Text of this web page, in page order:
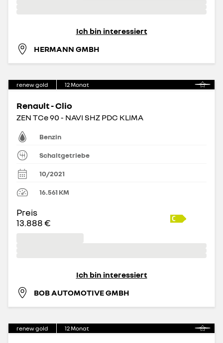
Ich bin interessiert
HERMANN GMBH
renew gold 12Monat
Renault - Clio
ZEN TCe 90 - NAVI SHZ PDC KLIMA
Benzin
Schaltgetriebe
10/2021
16.561 KM
Preis
13.888 €
Ich bin interessiert
BOB AUTOMOTIVE GMBH
renew gold 12Monat